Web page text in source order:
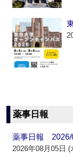
薬事日報
薬事日報 2026/
2026年08月05日 (